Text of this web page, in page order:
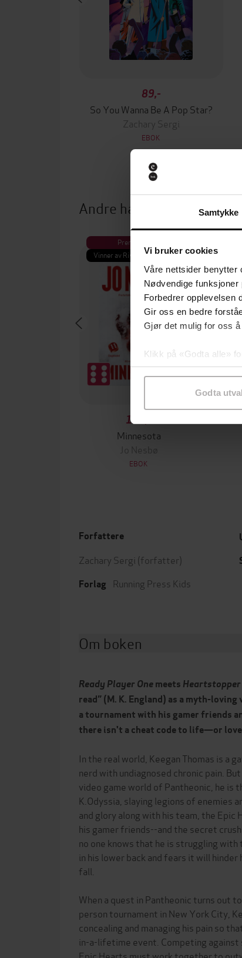
Samtykke
Vi bruker cookies
Våre nettsider
Nødvendige
Forbedrer opplevelsen
Gir oss en bedre
Gjør det mulig for oss
Klikk på «Godta alle»
samtykke til spesifikke
Godta
89,-
So You Wanna Be A Pop Star?
Zachary Sergi
EBOK
Andre har også kjøpt
Premium
Vinner av Rivertonprisen
129,-
Minnesota
Jo Nesbø
EBOK
Forfattere
Zachary Sergi (forfatter)
Forlag Running Press Kids
Om boken
Ready Player Onemeets Heartstopper
read” (M. K. England) as a myth-
a tournament with his gamer friends
there isn't a cheat code to life—or
In the real world, Keegan Thomas is a
nerd with undiagnosed chronic pain.
video game world of Pantheonic, he is
K.Odyssia, slaying legions of enemies
and glory along with his team, the
his gamer friends--and the secret
no one knows that he is struggling
in his lower back and fears it will
fall.
When a quest in Pantheonic turns out
person tournament in New York City,
concealing and managing his pain so
in-a-lifetime event. Competing